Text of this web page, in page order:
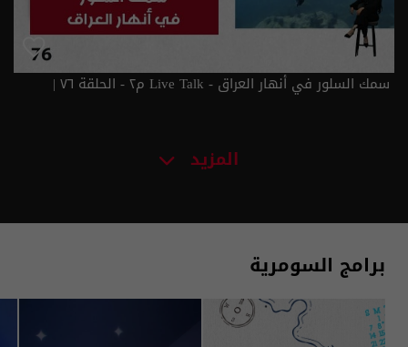
سمك السلور في أنهار العراق - Live Talk م٢ - الحلقة ٧٦ |
المزيد
برامج السومرية